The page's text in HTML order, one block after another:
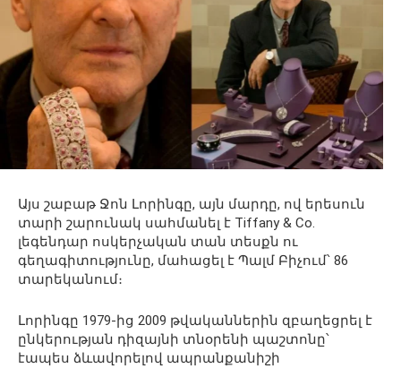
Այս շաբաթ Ջոն Լորինգը, այն մարդը, ով երեսուն
տարի շարունակ սահմանել է Tiffany & Co.
լեգենդար ոսկերչական տան տեսքն ու
գեղագիտությունը, մահացել է Պալմ Բիչում՝ 86
տարեկանում։
Լորինգը 1979-ից 2009 թվականներին զբաղեցրել է
ընկերության դիզայնի տնօրենի պաշտոնը՝
էապես ձևավորելով ապրանքանիշի